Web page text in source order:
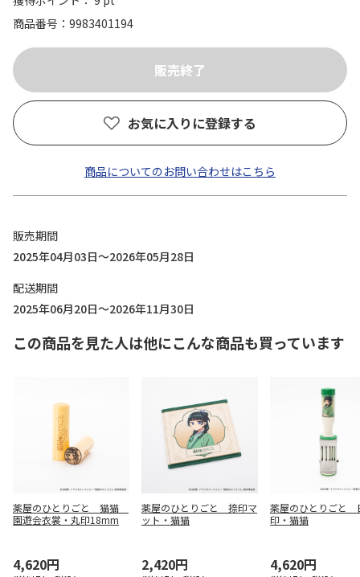
商品番号
9983401194
お気に入りに登録する
商品についてのお問い合わせはこちら
販売期間
2025年04月03日～2026年05月28日
配送期間
2025年06月20日～2026年11月30日
この商品を見た人は他にこんな商品も買っています
薬屋のひとりごと 猫猫
園遊会衣裳・丸印18mm
4,620円
薬屋のひとりごと 捺印マ
ット・猫猫
2,420円
薬屋のひとりごと
印・猫猫
4,620円